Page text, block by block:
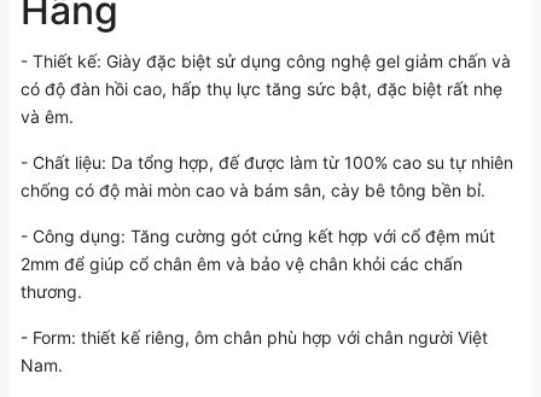
Hãng
- Thiết kế: Giày đặc biệt sử dụng công nghệ gel giảm chấn và
có độ đàn hồi cao, hấp thụ lực tăng sức bật, đặc biệt rất nhẹ
và êm.
- Chất liệu: Da tổng hợp, đế được làm từ 100% cao su tự nhiên
chống có độ mài mòn cao và bám sân, cày bê tông bền bỉ.
- Công dụng: Tăng cường gót cứng kết hợp với cổ đệm mút
2mm để giúp cổ chân êm và bảo vệ chân khỏi các chấn
thương.
- Form: thiết kế riêng, ôm chân phù hợp với chân người Việt
Nam.